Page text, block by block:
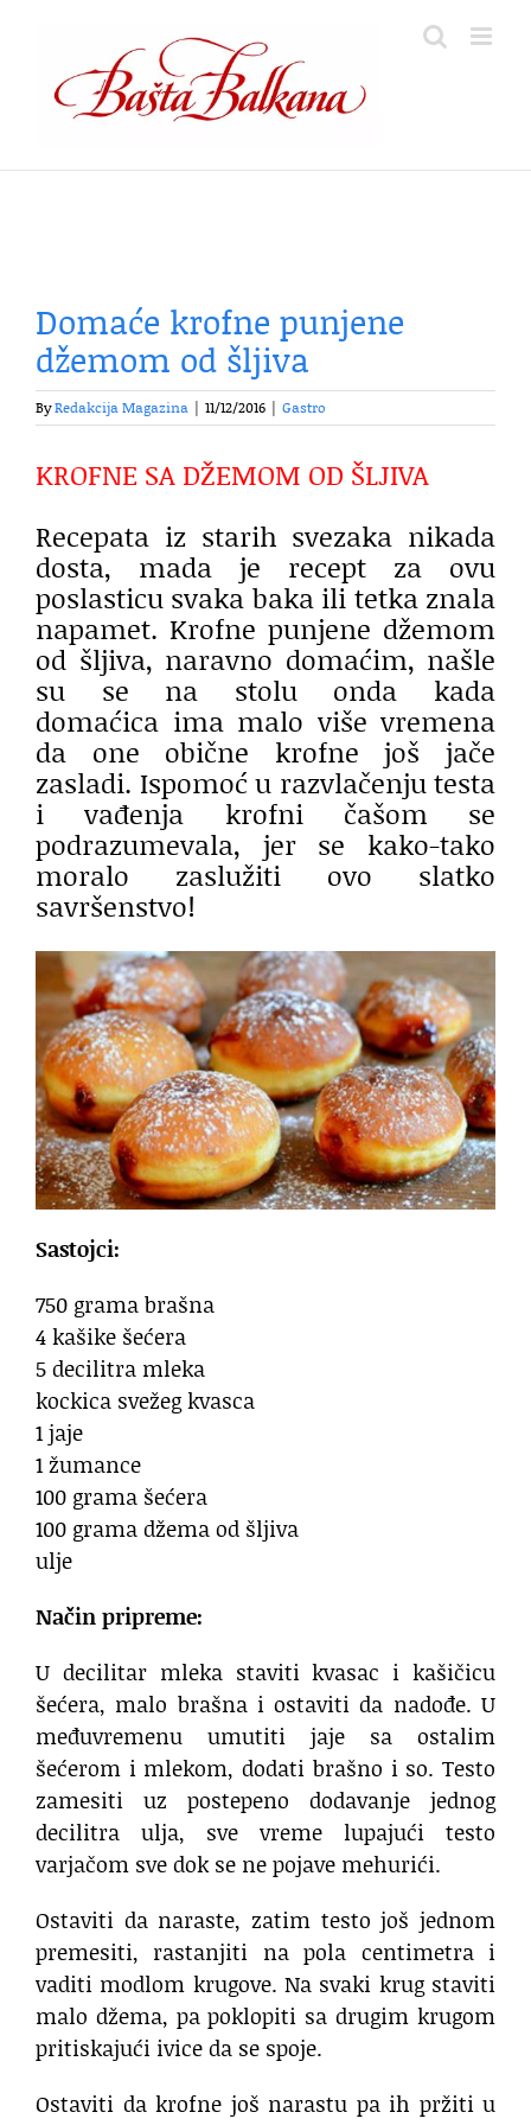
content
Domaće krofne punjene
džemom od šljiva
ByRedakcija Magazina 11/12/2016 Gastro
KROFNE SA DŽEMOM OD ŠLJIVA
Recepata iz starih svezaka nikada
dosta, mada je recept za ovu
poslasticu svaka baka ili tetka znala
napamet. Krofne punjene džemom
od šljiva, naravno domaćim, našle
su se na stolu onda kada
domaćica ima malo više vremena
da one obične krofne još jače
zasladi. Ispomoć u razvlačenju testa
i vađenja krofni čašom se
podrazumevala, jer se kako-tako
moralo zaslužiti ovo slatko
savršenstvo!
Sastojci:
750 grama brašna
4 kašike šećera
5 decilitra mleka
kockica svežeg kvasca
1 jaje
1 žumance
100 grama šećera
100 grama džema od šljiva
ulje
Način pripreme:
U decilitar mleka staviti kvasac i kašičicu
šećera, malo brašna i ostaviti da nadođe. U
međuvremenu umutiti jaje sa ostalim
šećerom i mlekom, dodati brašno i so. Testo
zamesiti uz postepeno dodavanje jednog
decilitra ulja, sve vreme lupajući testo
varjačom sve dok se ne pojave mehurići.
Ostaviti da naraste, zatim testo još jednom
premesiti, rastanjiti na pola centimetra i
vaditi modlom krugove. Na svaki krug staviti
malo džema, pa poklopiti sa drugim krugom
pritiskajući ivice da se spoje.
Ostaviti da krofne još narastu pa ih pržiti u